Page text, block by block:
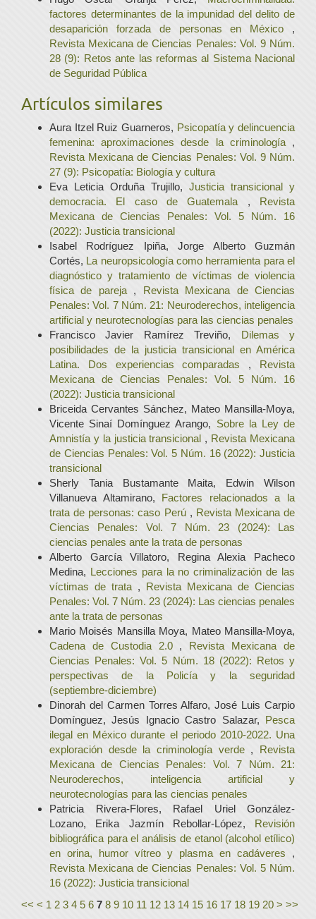
factores determinantes de la impunidad del delito de
desaparición forzada de personas en México ,
Revista Mexicana de Ciencias Penales: Vol. 9 Núm.
28 (9): Retos ante las reformas al Sistema Nacional
de Seguridad Pública
Artículos similares
Aura Itzel Ruiz Guarneros, Psicopatía y delincuencia
femenina: aproximaciones desde la criminología ,
Revista Mexicana de Ciencias Penales: Vol. 9 Núm.
27 (9): Psicopatía: Biología y cultura
Eva Leticia Orduña Trujillo, Justicia transicional y
democracia. El caso de Guatemala , Revista
Mexicana de Ciencias Penales: Vol. 5 Núm. 16
(2022): Justicia transicional
Isabel Rodríguez Ipiña, Jorge Alberto Guzmán
Cortés, La neuropsicología como herramienta para el
diagnóstico y tratamiento de víctimas de violencia
física de pareja , Revista Mexicana de Ciencias
Penales: Vol. 7 Núm. 21: Neuroderechos, inteligencia
artificial y neurotecnologías para las ciencias penales
Francisco Javier Ramírez Treviño, Dilemas y
posibilidades de la justicia transicional en América
Latina. Dos experiencias comparadas , Revista
Mexicana de Ciencias Penales: Vol. 5 Núm. 16
(2022): Justicia transicional
Briceida Cervantes Sánchez, Mateo Mansilla-Moya,
Vicente Sinaí Domínguez Arango, Sobre la Ley de
Amnistía y la justicia transicional , Revista Mexicana
de Ciencias Penales: Vol. 5 Núm. 16 (2022): Justicia
transicional
Sherly Tania Bustamante Maita, Edwin Wilson
Villanueva Altamirano, Factores relacionados a la
trata de personas: caso Perú , Revista Mexicana de
Ciencias Penales: Vol. 7 Núm. 23 (2024): Las
ciencias penales ante la trata de personas
Alberto García Villatoro, Regina Alexia Pacheco
Medina, Lecciones para la no criminalización de las
víctimas de trata , Revista Mexicana de Ciencias
Penales: Vol. 7 Núm. 23 (2024): Las ciencias penales
ante la trata de personas
Mario Moisés Mansilla Moya, Mateo Mansilla-Moya,
Cadena de Custodia 2.0 , Revista Mexicana de
Ciencias Penales: Vol. 5 Núm. 18 (2022): Retos y
perspectivas de la Policía y la seguridad
(septiembre-diciembre)
Dinorah del Carmen Torres Alfaro, José Luis Carpio
Domínguez, Jesús Ignacio Castro Salazar, Pesca
ilegal en México durante el periodo 2010-2022. Una
exploración desde la criminología verde , Revista
Mexicana de Ciencias Penales: Vol. 7 Núm. 21:
Neuroderechos, inteligencia artificial y
neurotecnologías para las ciencias penales
Patricia Rivera-Flores, Rafael Uriel González-
Lozano, Erika Jazmín Rebollar-López, Revisión
bibliográfica para el análisis de etanol (alcohol etílico)
en orina, humor vítreo y plasma en cadáveres ,
Revista Mexicana de Ciencias Penales: Vol. 5 Núm.
16 (2022): Justicia transicional
<< < 1 2 3 4 5 6 7 8 9 10 11 12 13 14 15 16 17 18 19 20 > >>